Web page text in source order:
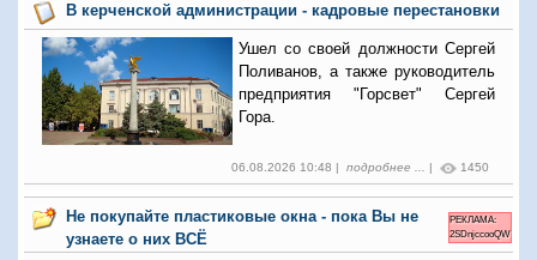
В керченской администрации - кадровые перестановки
Ушел со своей должности Сергей
Поливанов, а также руководитель
предприятия "Горсвет" Сергей
Гора.
06.08.2026 10:48 | подробнее ... | 1450
Не покупайте пластиковые окна - пока Вы не
узнаете о них ВСЁ
РЕКЛАМА:
2SDnjccooQW